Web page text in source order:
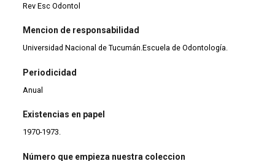
Rev Esc Odontol
Mencion de responsabilidad
Universidad Nacional de Tucumán.Escuela de Odontología.
Periodicidad
Anual
Existencias en papel
1970-1973.
Número que empieza nuestra coleccion